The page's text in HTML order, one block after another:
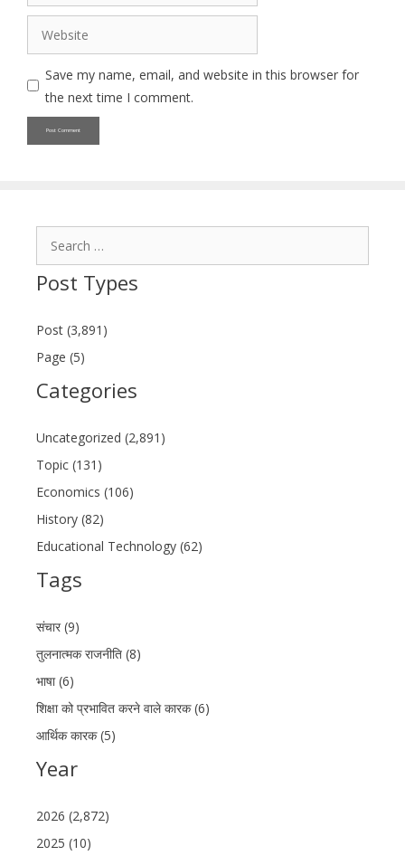
Save my name, email, and website in this browser for
the next time I comment.
Post Types
Post (3,891)
Page (5)
Categories
Uncategorized (2,891)
Topic (131)
Economics (106)
History (82)
Educational Technology (62)
Tags
संचार (9)
तुलनात्मक राजनीति (8)
भाषा (6)
शिक्षा को प्रभावित करने वाले कारक (6)
आर्थिक कारक (5)
Year
2026 (2,872)
2025 (10)